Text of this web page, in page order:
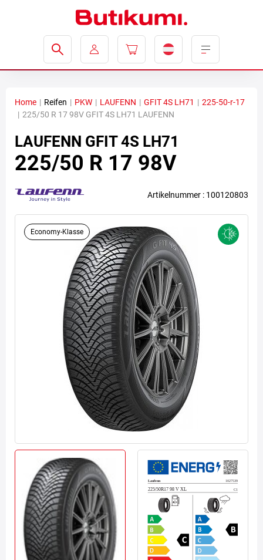
Economy-Klasse
Home | Reifen | PKW | LAUFENN | GFIT 4S LH71 | 225-50-r-17
| 225/50 R 17 98V GFIT 4S LH71 LAUFENN
LAUFENN GFIT 4S LH71
225/50 R 17 98V
Artikelnummer : 100120803